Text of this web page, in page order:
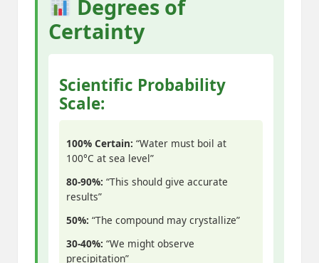
Degrees of
Certainty
Scientific Probability
Scale:
100% Certain: “Water must boil at
100°C at sea level”
80-90%: “This should give accurate
results”
50%: “The compound may crystallize”
30-40%: “We might observe
precipitation”